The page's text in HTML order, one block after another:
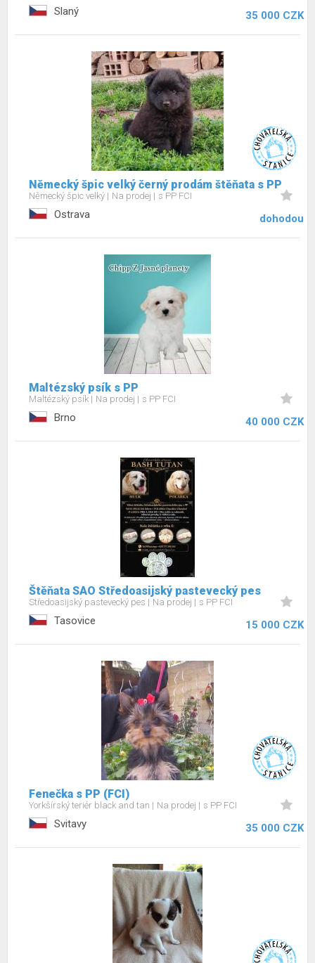
Slaný 35 000 CZK
Německý špic velký černý prodám štěňata s PP
Německý špic velký Na prodej s PP FCI
Ostrava dohodou
Maltézský psík s PP
Maltézský psík Na prodej s PP FCI
Brno 40 000 CZK
Štěňata SAO Středoasijský pastevecký pes
Středoasijský pastevecký pes Na prodej s PP FCI
Tasovice 15 000 CZK
Fenečka s PP (FCI)
Yorkšírský teriér black and tan Na prodej s PP FCI
Svitavy 35 000 CZK